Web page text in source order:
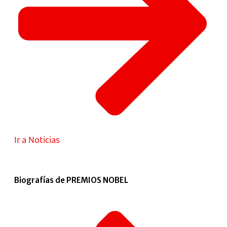
Ir a Noticias
Biografías de PREMIOS NOBEL